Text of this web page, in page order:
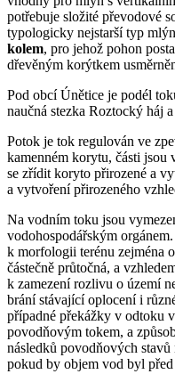
potřebuje složité převodové
typologicky nejstarší typ
kolem, pro jehož pohon
dřevěným korýtkem
Pod obcí Únětice je podél
naučná stezka Roztocký háj
Potok je tok regulován ve
kamenném korytu, části
se zřídit koryto přirozené a
a vytvoření přirozeného
Na vodním toku jsou
vodohospodářským
k morfologii terénu zejména
částečně průtočná, a
k zamezení rozlivu o území
brání stávající oplocení i
případné překážky v odtoku
povodňovým tokem, a
následků povodňových
pokud by objem vod byl